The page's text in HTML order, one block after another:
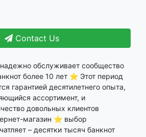
Contact Us
обслуживает сообщество
более 10 лет ⭐ Этот период
гарантией десятилетнего опыта,
ассортимент, и
довольных клиентов
магазин ⭐ выбор
– десятки тысяч банкнот